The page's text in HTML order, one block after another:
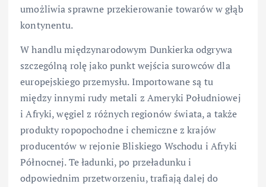
umożliwia sprawne przekierowanie towarów w głąb
kontynentu.
W handlu międzynarodowym Dunkierka odgrywa
szczególną rolę jako punkt wejścia surowców dla
europejskiego przemysłu. Importowane są tu
między innymi rudy metali z Ameryki Południowej
i Afryki, węgiel z różnych regionów świata, a także
produkty ropopochodne i chemiczne z krajów
producentów w rejonie Bliskiego Wschodu i Afryki
Północnej. Te ładunki, po przeładunku i
odpowiednim przetworzeniu, trafiają dalej do